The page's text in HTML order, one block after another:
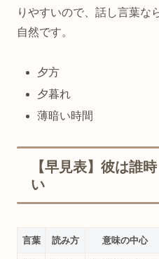
りやすいので、話し言葉な
自然です。
夕方
夕暮れ
薄暗い時間
【早見表】彼は誰
い
言葉 読み方 意味の中心